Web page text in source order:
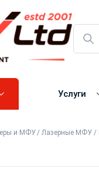
Услуги
и МФУ/Лазерные МФУ /